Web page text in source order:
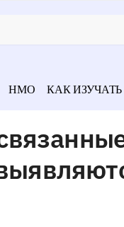
НМО КАК ИЗУЧАТЬ